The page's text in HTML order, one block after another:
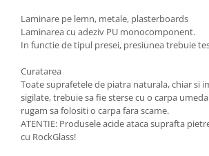
Laminare pe lemn, metale, plasterboards
Laminarea cu adeziv PU monocomponent.
In functie de tipul presei, presiunea trebuie
Curatarea
Toate suprafetele de piatra naturala, chiar si
sigilate, trebuie sa fie sterse cu o carpa
rugam sa folositi o carpa fara scame.
ATENTIE: Produsele acide ataca suprafta
cu RockGlass!